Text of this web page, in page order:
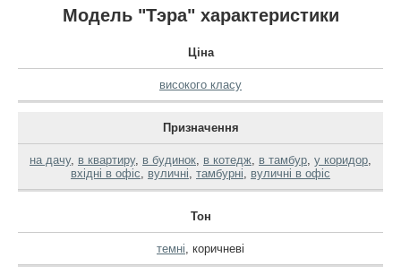
Модель "Тэра" характеристики
Ціна
високого класу
Призначення
на дачу, в квартиру, в будинок, в котедж, в тамбур, у коридор,
вхідні в офіс, вуличні, тамбурні, вуличні в офіс
Тон
темні, коричневі